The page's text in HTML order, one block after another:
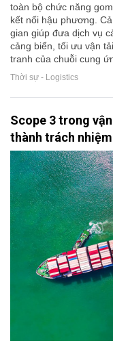
toàn bộ chức năng
kết nối hậu phương.
gian giúp đưa dịch vụ
cảng biển, tối ưu vận
tranh của chuỗi cung
Thời sự - Logistics
Scope 3 trong
thành trách